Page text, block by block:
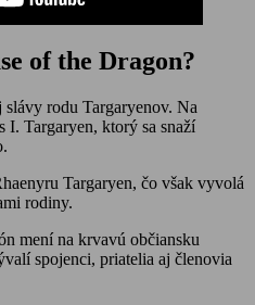
of the Dragon?
rodu Targaryenov. Na
I. Targaryen, ktorý sa snaží
Targaryen, čo však vyvolá
rodiny.
mení na krvavú občiansku
spojenci, priatelia aj členovia